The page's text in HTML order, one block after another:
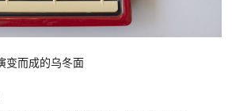
变而成的乌冬面